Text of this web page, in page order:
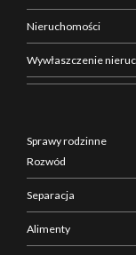
Nieruchomości
Wywłaszczenie
Sprawy rodzinne
Rozwód
Separacja
Alimenty